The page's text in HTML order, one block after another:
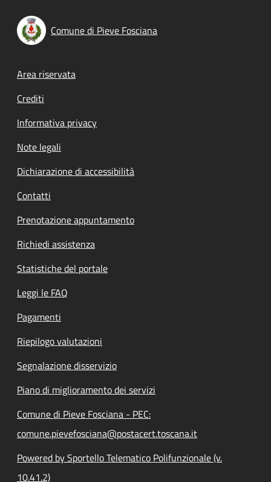
Comune di Pieve Fosciana
Footer menu
Area riservata
Crediti
Informativa privacy
Note legali
Dichiarazione di accessibilità
Contatti
Prenotazione appuntamento
Richiedi assistenza
Statistiche del portale
Leggi le FAQ
Pagamenti
Riepilogo valutazioni
Segnalazione disservizio
Piano di miglioramento dei servizi
Comune di Pieve Fosciana - PEC:
comune.pievefosciana@postacert.toscana.it
Powered by Sportello Telematico Polifunzionale (v.
10.41.2)